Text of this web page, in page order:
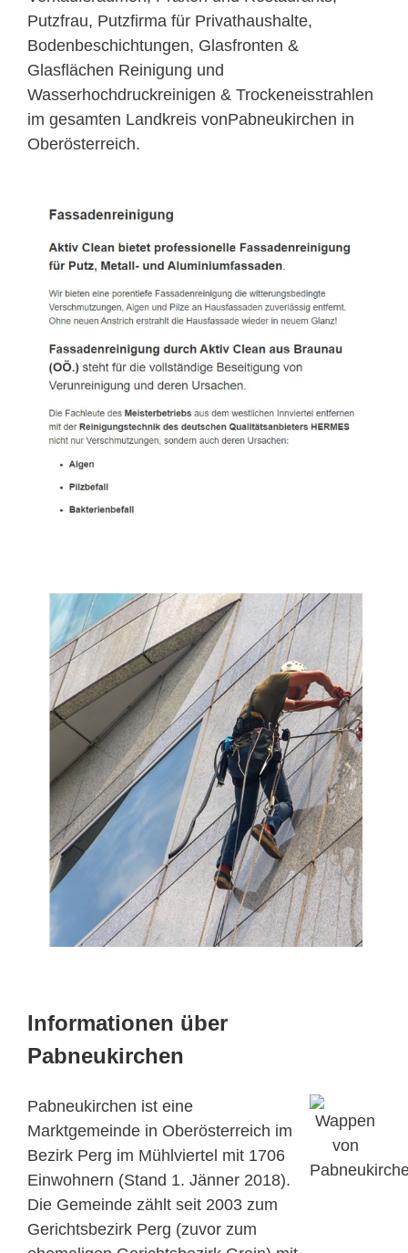
Putzfrau, Putzfirma für Privathaushalte,
Bodenbeschichtungen, Glasfronten &
Glasflächen Reinigung und
Wasserhochdruckreinigen & Trockeneisstrahlen
im gesamten Landkreis vonPabneukirchen in
Oberösterreich.
Informationen über
Pabneukirchen
Pabneukirchen ist eine
Marktgemeinde in Oberösterreich im
Bezirk Perg im Mühlviertel mit 1706
Einwohnern (Stand 1. Jänner 2018).
Die Gemeinde zählt seit 2003 zum
Gerichtsbezirk Perg (zuvor zum